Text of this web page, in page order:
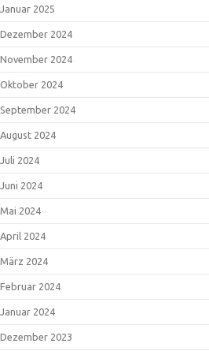
Januar 2025
Dezember 2024
November 2024
Oktober 2024
September 2024
August 2024
Juli 2024
Juni 2024
Mai 2024
April 2024
März 2024
Februar 2024
Januar 2024
Dezember 2023